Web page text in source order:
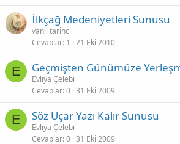
İlkçağ Medeniyetleri Sunusu
vanli tarihci
Cevaplar 1 21 Eki 2010
E Geçmişten Günümüze
Evliya Çelebi
Cevaplar 0 31 Eki 2009
E Söz Uçar Yazı Kalır Sunusu
Evliya Çelebi
Cevaplar 0 31 Eki 2009